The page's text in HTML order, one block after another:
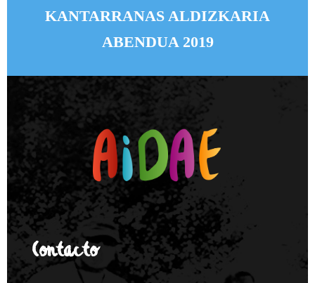
KANTARRANAS ALDIZKARIA
ABENDUA 2019
Contacto